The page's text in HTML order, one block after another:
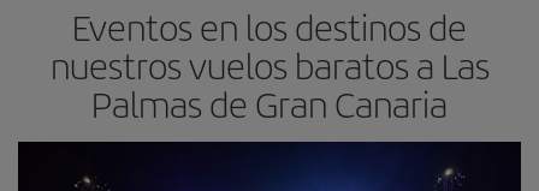
Eventos en los destinos de
nuestros vuelos baratos a Las
Palmas de Gran Canaria